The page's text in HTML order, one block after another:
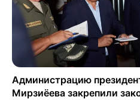
Администрацию
Мирзиёева закрепили